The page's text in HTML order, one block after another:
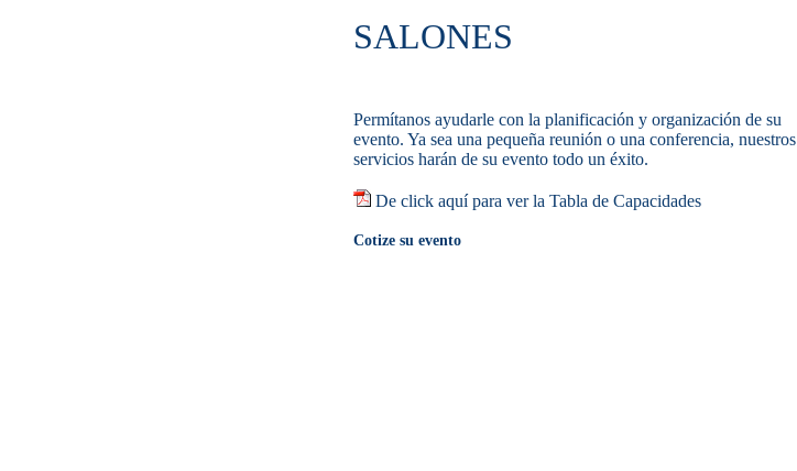
SALONES
Permítanos ayudarle con la planificación y organización de su
evento. Ya sea una pequeña reunión o una conferencia, nuestros
servicios harán de su evento todo un éxito.
De click aquí para ver la Tabla de Capacidades
Cotize su evento